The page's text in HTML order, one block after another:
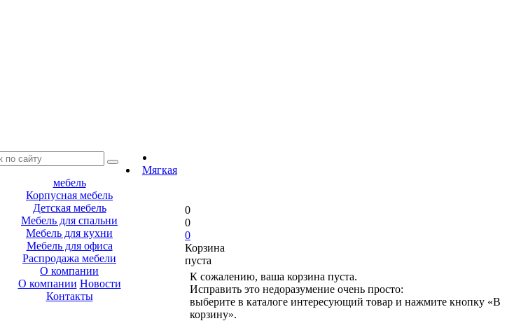
Мягкая
мебель
Корпусная мебель
Детская мебель
Мебель для спальни
Мебель для кухни
Мебель для офиса
Распродажа мебели
О компании
О компании Новости
Контакты
0
0
0
Корзина
пуста
К сожалению, ваша корзина пуста.
Исправить это недоразумение очень просто:
выберите в каталоге интересующий товар и нажмите кнопку «В
корзину».